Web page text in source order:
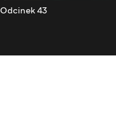
Odcinek 43